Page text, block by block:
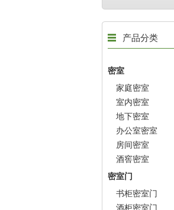
产品分类
密室
家庭密室
室内密室
地下密室
办公室密室
房间密室
酒窖密室
密室门
书柜密室门
酒柜密室门